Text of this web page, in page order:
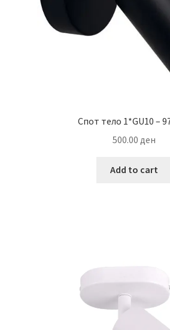
Спот тело 1*GU10 –
500.00 ден
Add to cart